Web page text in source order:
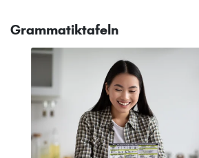
Grammatiktafeln